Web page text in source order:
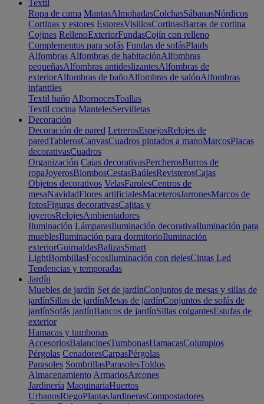
Textil
Ropa de cama MantasAlmohadasColchasSábanasNórdicos
Cortinas y estores EstoresVisillosCortinasBarras de cortina
Cojines RellenoExteriorFundasCojín con relleno
Complementos para sofás Fundas de sofásPlaids
Alfombras Alfombras de habitaciónAlfombras
pequeñasAlfombras antideslizantesAlfombras de
exteriorAlfombras de bañoAlfombras de salónAlfombras
infantiles
Textil baño AlbornocesToallas
Textil cocina MantelesServilletas
Decoración
Decoración de pared LetrerosEspejosRelojes de
paredTablerosCanvasCuadros pintados a manoMarcosPlacas
decorativasCuadros
Organización Cajas decorativasPercherosBurros de
ropaJoyerosBiombosCestasBaúlesRevisterosCajas
Objetos decorativos VelasFarolesCentros de
mesaNavidadFlores artificialesMaceterosJarronesMarcos de
fotosFiguras decorativasCajitas y
joyerosRelojesAmbientadores
Iluminación LámparasIluminación decorativaIluminación para
mueblesIluminación para dormitorioIluminación
exteriorGuirnaldasBalizasSmart
LightBombillasFocosIluminación con rielesCintas Led
Tendencias y temporadas
Jardín
Muebles de jardín Set de jardínConjuntos de mesas y sillas de
jardínSillas de jardínMesas de jardínConjuntos de sofás de
jardínSofás jardínBancos de jardínSillas colgantesEstufas de
exterior
Hamacas y tumbonas
AccesoriosBalancinesTumbonasHamacasColumpios
Pérgolas CenadoresCarpasPérgolas
Parasoles SombrillasParasolesToldos
Almacenamiento ArmariosArcones
Jardinería MaquinariaHuertos
UrbanosRiegoPlantasJardinerasCompostadores